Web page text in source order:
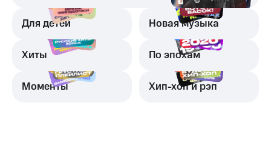
Для детей Новая музыка
Хиты По эпохам
Моменты Хип-хоп и рэп